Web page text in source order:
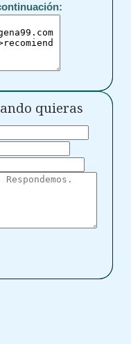
quieras